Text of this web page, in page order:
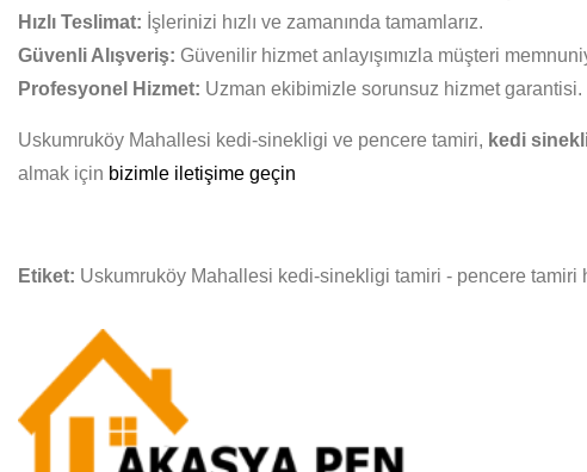
Hızlı Teslimat: İşlerinizi hızlı ve zamanında tamamlarız.
Güvenli Alışveriş: Güvenilir hizmet anlayışımızla müşteri
Profesyonel Hizmet: Uzman ekibimizle sorunsuz hizmet garantisi.
Uskumruköy Mahallesi kedi-sinekligi ve pencere tamiri, kedi
almak için bizimle iletişime geçin
Etiket: Uskumruköy Mahallesi kedi-sinekligi tamiri - pencere tamiri